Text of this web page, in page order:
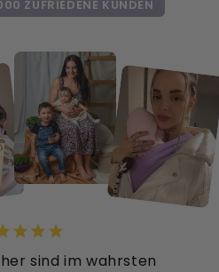
ZUFRIEDENE KUNDEN
sind im wahrsten